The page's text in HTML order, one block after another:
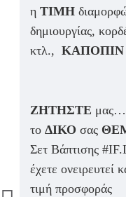
η ΤΙΜΗ
δημιουργίας,
κτλ., ΚΑΠΟΠΙΝ
ΖΗΤΗΣΤΕ
το ΔΙΚΟ σας
Σετ Βάπτισης
έχετε ονειρευτεί
τιμή προσφοράς